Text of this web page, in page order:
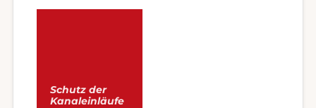
Schutz der
Kanaleinläufe